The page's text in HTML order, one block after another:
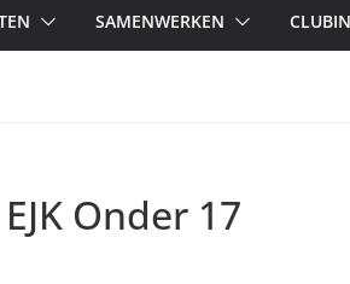
SAMENWERKEN
Onder 17